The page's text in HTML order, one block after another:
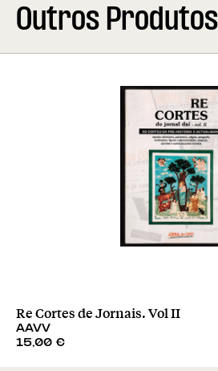
Outros Produtos
Re Cortes de Jornais. Vol II
AAVV
15,00 €